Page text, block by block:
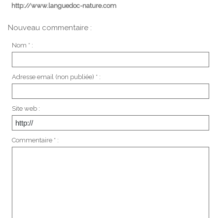
http://www.languedoc-nature.com
Nouveau commentaire :
Nom * :
Adresse email (non publiée) * :
Site web :
Commentaire * :